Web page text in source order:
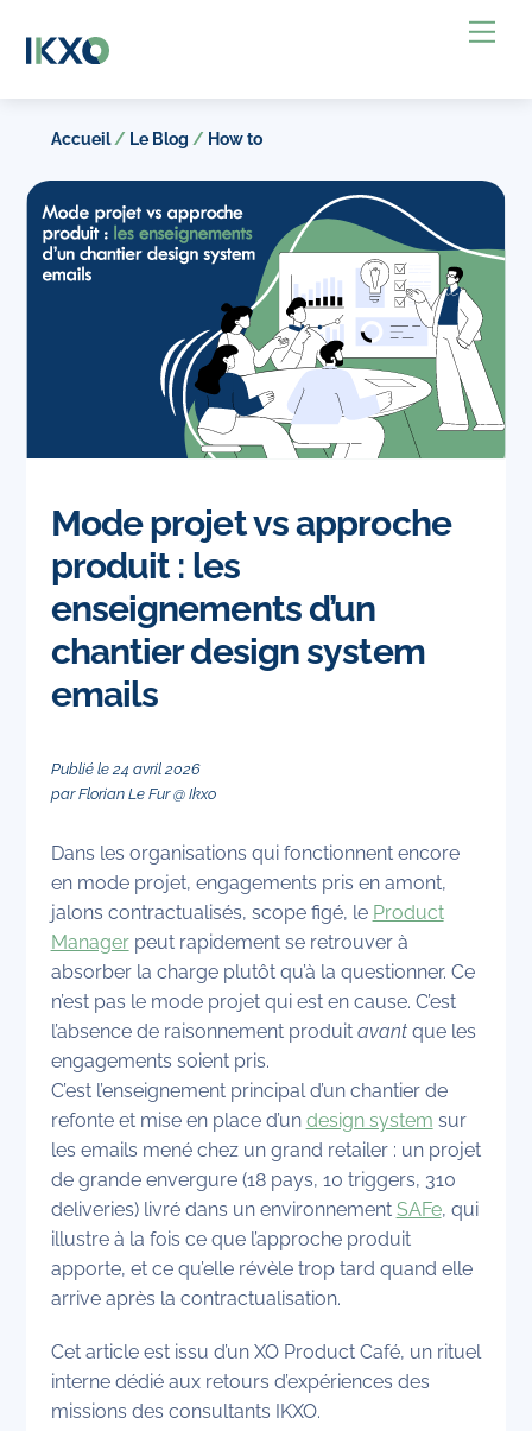
Accueil/ Le Blog / How to
Mode projet vs approche
produit : les
enseignements d’un
chantier design system
emails
Publié le 24 avril 2026
parFlorian Le Fur@ Ikxo
Dans les organisations qui fonctionnent encore
en mode projet, engagements pris en amont,
jalons contractualisés, scope figé, le Product
Managerpeut rapidement se retrouver à
absorber la charge plutôt qu’à la questionner. Ce
n’est pas le mode projet qui est en cause. C’est
l’absence de raisonnement produit avantque les
engagements soient pris.
C’est l’enseignement principal d’un chantier de
refonte et mise en place d’un design system sur
les emails mené chez un grand retailer : un projet
de grande envergure (18 pays, 10 triggers, 310
deliveries) livré dans un environnement SAFe, qui
illustre à la fois ce que l’approche produit
apporte, et ce qu’elle révèle trop tard quand elle
arrive après la contractualisation.
Cet article est issu d’un XO Product Café, un rituel
interne dédié aux retours d’expériences des
missions des consultants IKXO.